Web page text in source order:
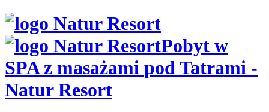
Pobyt w
SPA z masażami pod Tatrami -
Natur Resort